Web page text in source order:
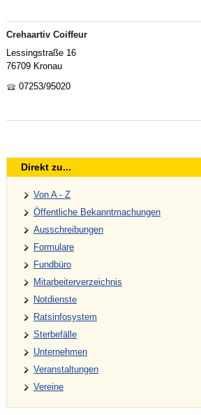
Crehaartiv Coiffeur
Lessingstraße 16
76709 Kronau
07253/95020
Direkt zu...
Von A - Z
Öffentliche Bekanntmachungen
Ausschreibungen
Formulare
Fundbüro
Mitarbeiterverzeichnis
Notdienste
Ratsinfosystem
Sterbefälle
Unternehmen
Veranstaltungen
Vereine